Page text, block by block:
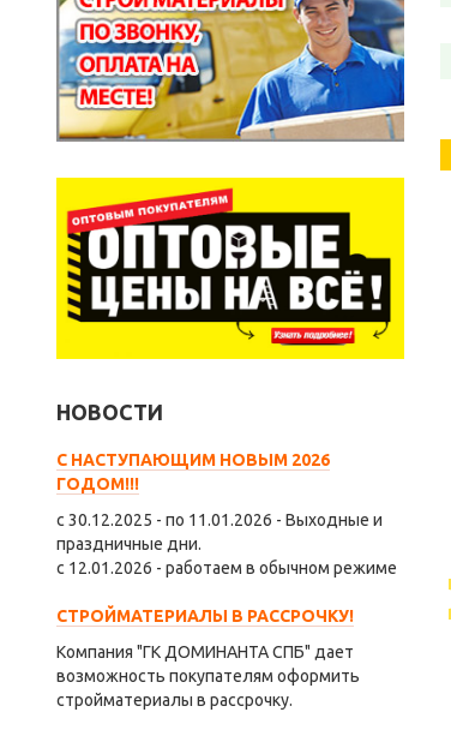
НОВОСТИ
С НАСТУПАЮЩИМ НОВЫМ 2026
ГОДОМ!!!
с 30.12.2025 - по 11.01.2026 - Выходные и
праздничные дни.
с 12.01.2026 - работаем в обычном режиме
СТРОЙМАТЕРИАЛЫ В РАССРОЧКУ!
Компания "ГК ДОМИНАНТА СПБ" дает
возможность покупателям оформить
стройматериалы в рассрочку.